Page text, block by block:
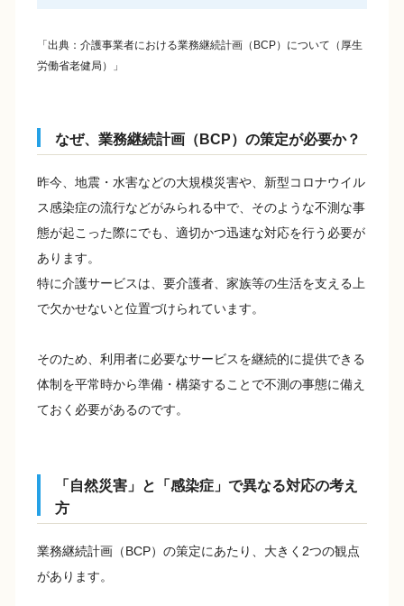
出典：介護事業者における業務継続計画（BCP）について（厚生
労働省老健局）
なぜ、業務継続計画（BCP）の策定が必要か？
昨今、地震・水害などの大規模災害や、新型コロナウイル
ス感染症の流行などがみられる中で、そのような不測な事
態が起こった際にでも、適切かつ迅速な対応を行う必要が
あります。
特に介護サービスは、要介護者、家族等の生活を支える上
で欠かせないと位置づけられています。
そのため、利用者に必要なサービスを継続的に提供できる
体制を平常時から準備・構築することで不測の事態に備え
ておく必要があるのです。
「自然災害」と「感染症」で異なる対応の考え
方
業務継続計画（BCP）の策定にあたり、大きく2つの観点
があります。